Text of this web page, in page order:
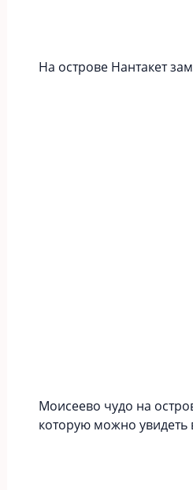
На острове Нантакет
Моисеево чудо на
которую можно